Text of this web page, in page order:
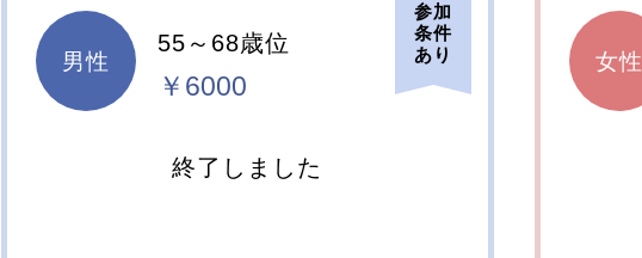
男性
55～68歳位
￥6000
参加
条件
あり
終了しました
女性